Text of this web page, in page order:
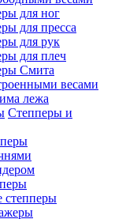
для ног
для пресса
для рук
для плеч
Смита
весами
лежа
Степперы и
степперы